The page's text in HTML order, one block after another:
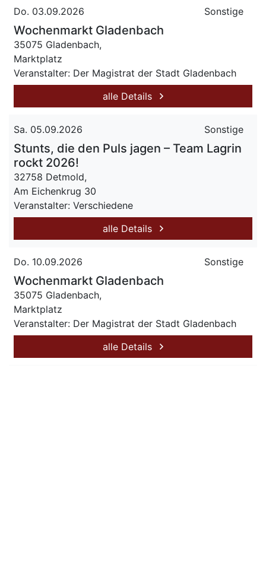
Do. 03.09.2026 Sonstige
Wochenmarkt Gladenbach
35075 Gladenbach,
Marktplatz
Veranstalter: Der Magistrat der Stadt Gladenbach
alle Details
Sa. 05.09.2026 Sonstige
Stunts, die den Puls jagen – Team Lagrin
rockt 2026!
32758 Detmold,
Am Eichenkrug 30
Veranstalter: Verschiedene
alle Details
Do. 10.09.2026 Sonstige
Wochenmarkt Gladenbach
35075 Gladenbach,
Marktplatz
Veranstalter: Der Magistrat der Stadt Gladenbach
alle Details